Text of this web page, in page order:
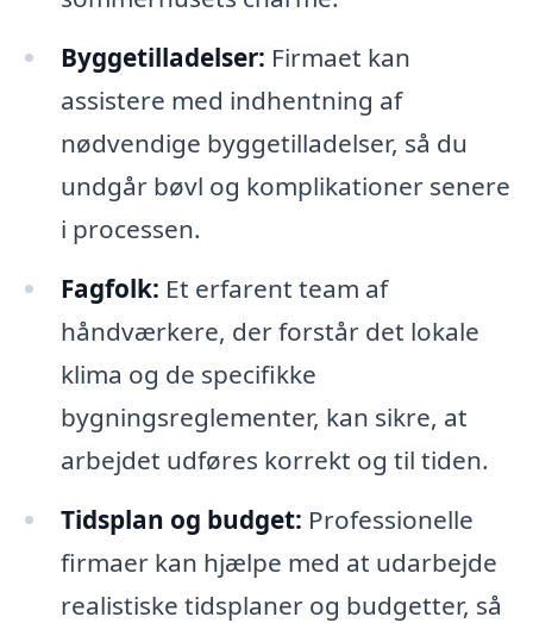
Byggetilladelser: Firmaet kan
assistere med indhentning af
nødvendige byggetilladelser, så du
undgår bøvl og komplikationer senere
i processen.
Fagfolk: Et erfarent team af
håndværkere, der forstår det lokale
klima og de specifikke
bygningsreglementer, kan sikre, at
arbejdet udføres korrekt og til tiden.
Tidsplan og budget: Professionelle
firmaer kan hjælpe med at udarbejde
realistiske tidsplaner og budgetter, så